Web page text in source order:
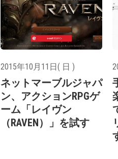
2015年10月11日( 日 )
ネットマーブルジャパ
ン、アクションRPGゲ
ーム「レイヴン
（RAVEN）」を試す